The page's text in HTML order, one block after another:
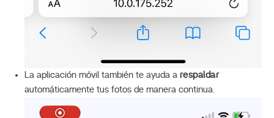
La aplicación móvil también te ayuda a respaldar
automáticamente tus fotos de manera continua.